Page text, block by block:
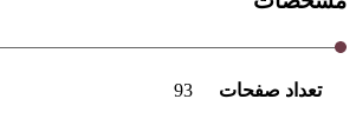
تعداد صفحات 93